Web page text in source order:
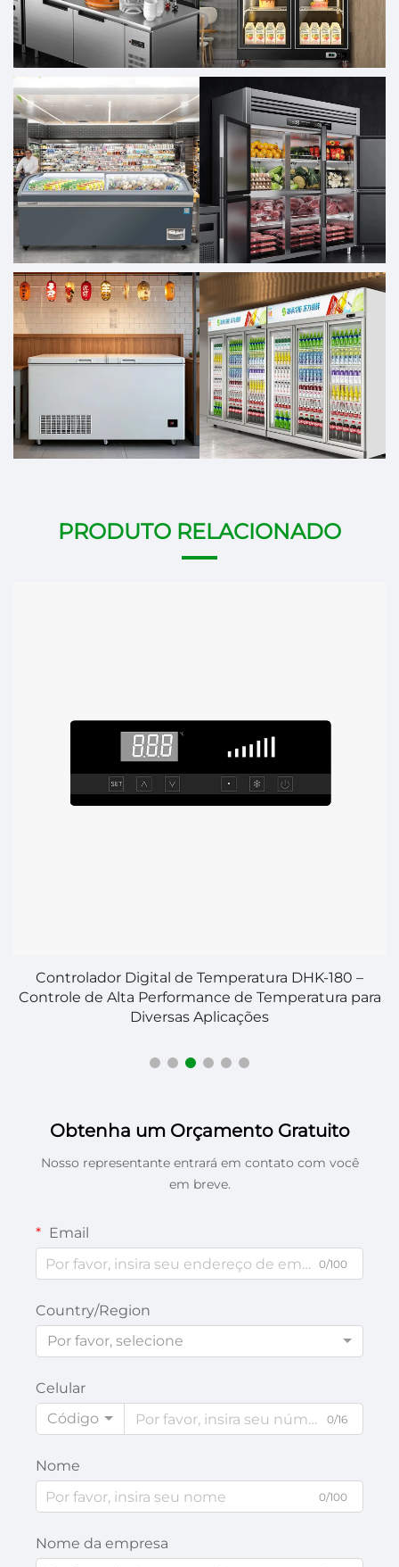
PRODUTO RELACIONADO
Controlador Digital de Temperatura DHK-180 –
Controle de Alta Performance de Temperatura para
Diversas Aplicações
Obtenha um Orçamento Gratuito
Nosso representante entrará em contato com você
em breve.
Email
0/100
Country/Region
Por favor, selecione
Celular
Código
0/16
Nome
0/100
Nome da empresa